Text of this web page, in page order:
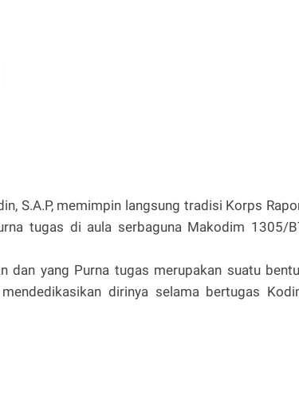
S.A.P, memimpin langsung tradisi Korps
tugas di aula serbaguna Makodim 1305/
dan yang Purna tugas merupakan suatu
dirinya selama bertugas